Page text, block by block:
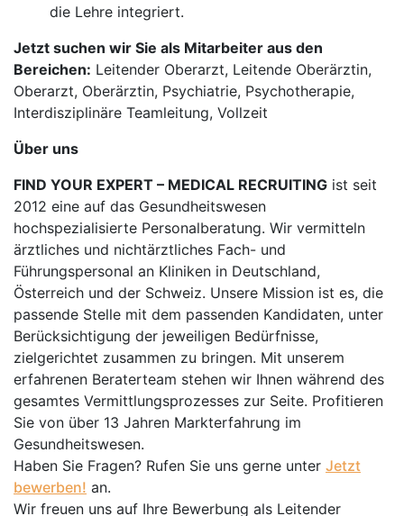
die Lehre integriert.
Jetzt suchen wir Sie als Mitarbeiter aus den
Bereichen: Leitender Oberarzt, Leitende Oberärztin,
Oberarzt, Oberärztin, Psychiatrie, Psychotherapie,
Interdisziplinäre Teamleitung, Vollzeit
Über uns
FIND YOUR EXPERT – MEDICAL RECRUITING ist seit
2012 eine auf das Gesundheitswesen
hochspezialisierte Personalberatung. Wir vermitteln
ärztliches und nichtärztliches Fach- und
Führungspersonal an Kliniken in Deutschland,
Österreich und der Schweiz. Unsere Mission ist es, die
passende Stelle mit dem passenden Kandidaten, unter
Berücksichtigung der jeweiligen Bedürfnisse,
zielgerichtet zusammen zu bringen. Mit unserem
erfahrenen Beraterteam stehen wir Ihnen während des
gesamtes Vermittlungsprozesses zur Seite. Profitieren
Sie von über 13 Jahren Markterfahrung im
Gesundheitswesen.
Haben Sie Fragen? Rufen Sie uns gerne unter Jetzt
bewerben! an.
Wir freuen uns auf Ihre Bewerbung als Leitender